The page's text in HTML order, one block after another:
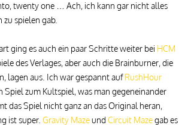
twenty one … Ach, ich kann gar nicht alles
spielen gab.
ging es auch ein paar Schritte weiter bei HCM
des Verlages, aber auch die Brainburner, die
lagen aus. Ich war gespannt aufRushHour
Spiel zum Kultspiel, was man gegeneinander
das Spiel nicht ganz an das Original heran,
ist super. Gravity Mazeund Circuit Mazegab es